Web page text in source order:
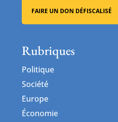
FAIRE UN DON DÉFISCALISÉ
Rubriques
Politique
Société
Europe
Économie